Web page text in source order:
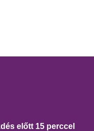
előtt 15 perccel